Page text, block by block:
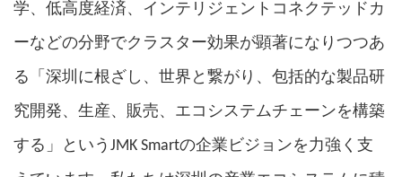
学、低高度経済、インテリジェントコネクテッドカ
ーなどの分野でクラスター効果が顕著になりつつあ
る「深圳に根ざし、世界と繋がり、包括的な製品研
究開発、生産、販売、エコシステムチェーンを構築
する」というJMK Smartの企業ビジョンを力強く支